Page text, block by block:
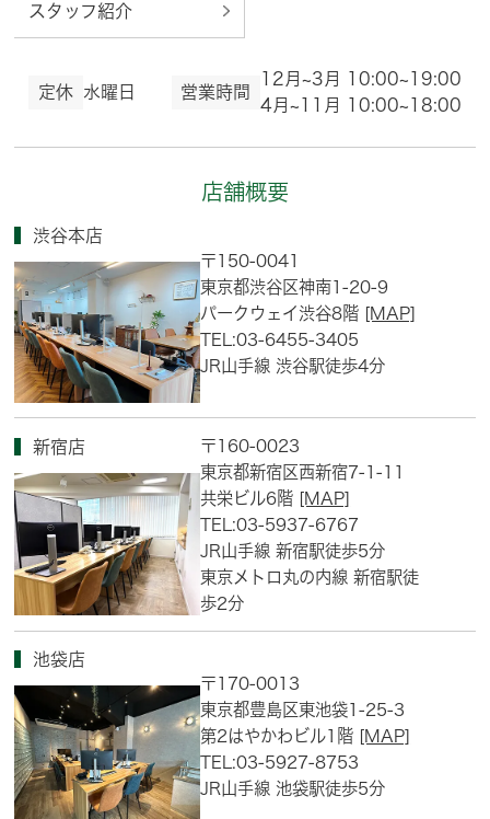
スタッフ紹介
定休 水曜日 営業時間
12月~3月 10:00~19:00
4月~11月 10:00~18:00
店舗概要
渋谷本店
〒150-0041
東京都渋谷区神南1-20-9
パークウェイ渋谷8階 [MAP]
TEL:03-6455-3405
JR山手線 渋谷駅徒歩4分
新宿店
〒160-0023
東京都新宿区西新宿7-1-11
共栄ビル6階 [MAP]
TEL:03-5937-6767
JR山手線 新宿駅徒歩5分
東京メトロ丸の内線 新宿駅徒
歩2分
池袋店
〒170-0013
東京都豊島区東池袋1-25-3
第2はやかわビル1階 [MAP]
TEL:03-5927-8753
JR山手線 池袋駅徒歩5分